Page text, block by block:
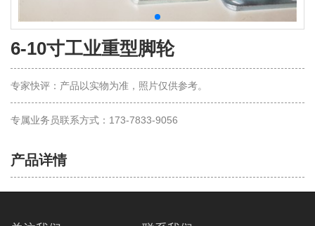
6-10寸工业重型脚轮
专家快评：产品以实物为准，照片仅供参考。
专属业务员联系方式：173-7833-9056
产品详情